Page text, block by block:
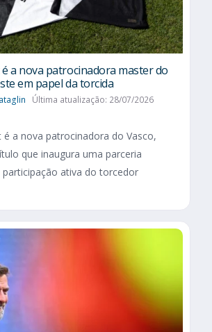
a nova patrocinadora master do
em papel da torcida
Última atualização: 28/07/2026
é a nova patrocinadora do Vasco,
que inaugura uma parceria
ativa do torcedor